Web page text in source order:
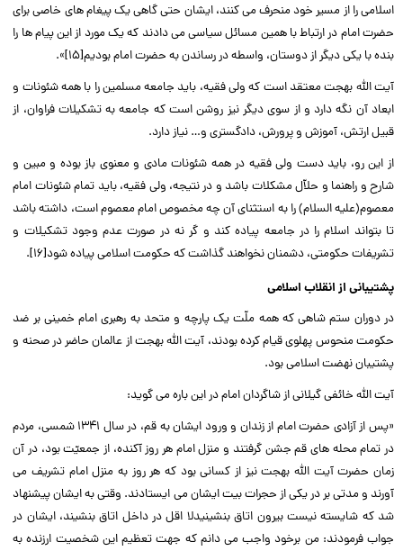
اسلامى را از مسیر خود منحرف مى کنند، ایشان حتى گاهى یک پیغام هاى خاصى براى
حضرت امام در ارتباط با همین مسائل سیاسى مى دادند که یک مورد از این پیام ها را
بنده با یکى دیگر از دوستان، واسطه در رساندن به حضرت امام بودیم[۱۵]».‌‌
آیت الله بهجت معتقد است که ولى فقیه، باید جامعه مسلمین را با همه شئونات و
ابعاد آن نگه دارد و از سوى دیگر نیز روشن است که جامعه به تشکیلات فراوان، از
قبیل ارتش، آموزش و پرورش، دادگسترى و… نیاز دارد.‌‌
از این رو، باید دست ولى فقیه در همه شئونات مادى و معنوى باز بوده و مبین و
شارح و راهنما و حلاّل مشکلات باشد و در نتیجه، ولى فقیه، باید تمام شئونات امام
معصوم(علیه السلام) را به استثناى آن چه مخصوص امام معصوم است، داشته باشد
تا بتواند اسلام را در جامعه پیاده کند و گر نه در صورت عدم وجود تشکیلات و
تشریفات حکومتى، دشمنان نخواهند گذاشت که حکومت اسلامى پیاده شود[۱۶].‌‌
پشتیبانى از انقلاب اسلامى
در دوران ستم شاهى که همه ملّت یک پارچه و متحد به رهبرى امام خمینى بر ضد
حکومت منحوس پهلوى قیام کرده بودند، آیت الله بهجت از عالمان حاضر در صحنه و
پشتیبان نهضت اسلامى بود.‌‌
آیت الله خائفى گیلانى از شاگردان امام در این باره مى گوید:‌‌
«پس از آزادى حضرت امام از زندان و ورود ایشان به قم، در سال ۱۳۴۱ شمسى، مردم
در تمام محله هاى قم جشن گرفتند و منزل امام هر روز آکنده، از جمعیّت بود، در آن
زمان حضرت آیت الله بهجت نیز از کسانى بود که هر روز به منزل امام تشریف مى
آورند و مدتى بر در یکى از حجرات بیت ایشان مى ایستادند. وقتى به ایشان پیشنهاد
شد که شایسته نیست بیرون اتاق بنشینیدلا اقل در داخل اتاق بنشیند، ایشان در
جواب فرمودند: من برخود واجب مى دانم که جهت تعظیم این شخصیت ارزنده به